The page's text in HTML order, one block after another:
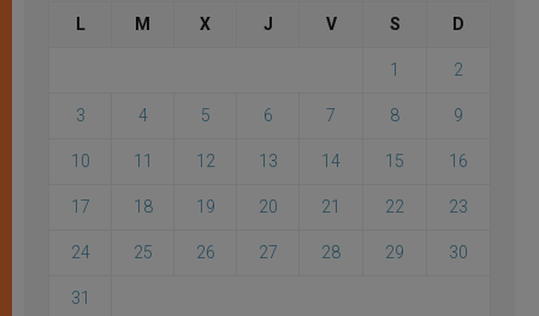
L M X J V S D
1 2
3 4 5 6 7 8 9
10 11 12 13 14 15 16
17 18 19 20 21 22 23
24 25 26 27 28 29 30
31